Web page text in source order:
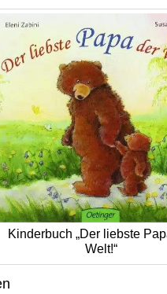
Kinderbuch „Der liebste
Welt!“